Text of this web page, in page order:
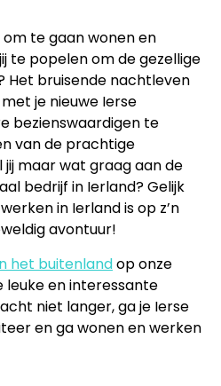
te gaan wonen en
te popelen om de gezellige
Het bruisende nachtleven
je nieuwe Ierse
bezienswaardigen te
van de prachtige
jij maar wat graag aan de
bedrijf in Ierland? Gelijk
in Ierland is op z’n
avontuur!
het buitenlandop onze
leuke en interessante
niet langer, ga je Ierse
en ga wonen en werken